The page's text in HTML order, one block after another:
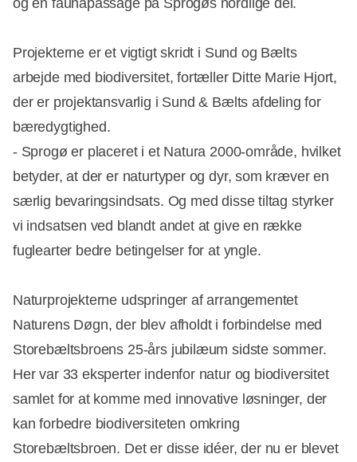
Projekterne er et vigtigt skridt i Sund og Bælts
arbejde med biodiversitet, fortæller Ditte Marie Hjort,
der er projektansvarlig i Sund & Bælts afdeling for
bæredygtighed.
- Sprogø er placeret i et Natura 2000-område, hvilket
betyder, at der er naturtyper og dyr, som kræver en
særlig bevaringsindsats. Og med disse tiltag styrker
vi indsatsen ved blandt andet at give en række
fuglearter bedre betingelser for at yngle.
Naturprojekterne udspringer af arrangementet
Naturens Døgn, der blev afholdt i forbindelse med
Storebæltsbroens 25-års jubilæum sidste sommer.
Her var 33 eksperter indenfor natur og biodiversitet
samlet for at komme med innovative løsninger, der
kan forbedre biodiversiteten omkring
Storebæltsbroen. Det er disse idéer, der nu er blevet